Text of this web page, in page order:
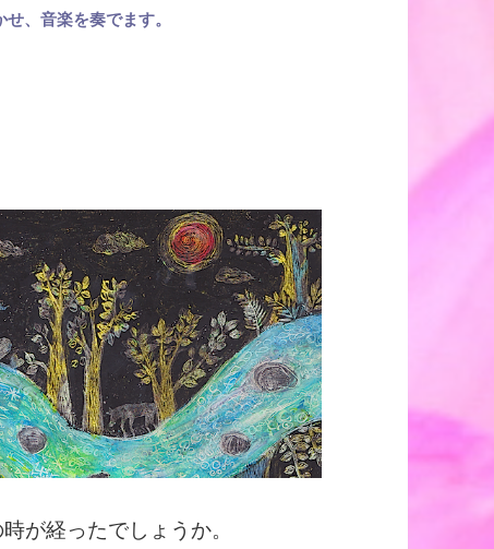
、音楽を奏でます。
が経ったでしょうか。